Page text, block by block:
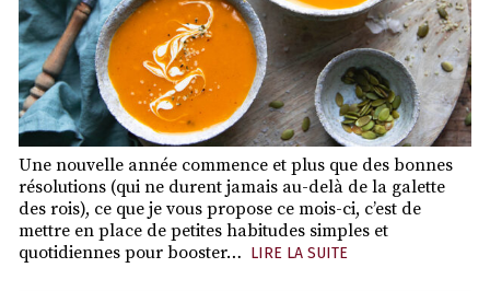
Une nouvelle année commence et plus que des bonnes
résolutions (qui ne durent jamais au-delà de la galette
des rois), ce que je vous propose ce mois-ci, c’est de
mettre en place de petites habitudes simples et
quotidiennes pour booster… LIRE LA SUITE